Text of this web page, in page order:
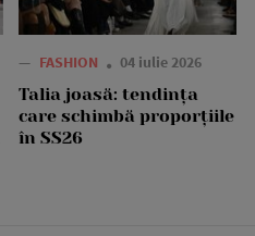
— FASHION 04 iulie 2026
Talia joasă: tendința
care schimbă proporțiile
în SS26